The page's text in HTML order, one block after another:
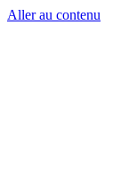
Aller au contenu